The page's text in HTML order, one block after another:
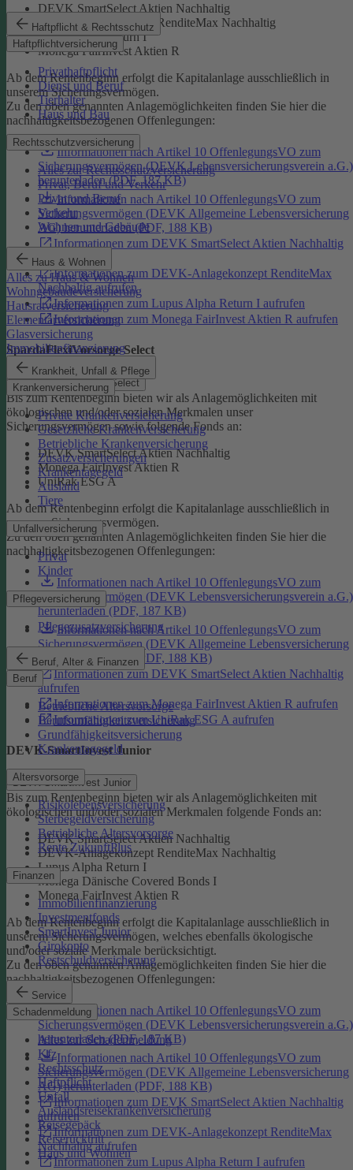
Haftpflicht & Rechtsschutz
Haftpflichtversicherung
Privathaftpflicht
Dienst und Beruf
Tierhalter
Haus und Bau
Rechtsschutzversicherung
Alles zur Rechtsschutzversicherung
Privat, Beruf und Verkehr
Privat und Beruf
Verkehr
Wohnen und Gebäude
Haus & Wohnen
Alles zu Haus & Wohnen
Wohngebäudeversicherung
Hausratversicherung
Elementarversicherung
Glasversicherung
Immobilienfinanzierung
Krankheit, Unfall & Pflege
Krankenversicherung
Private Krankenversicherung
Gesetzliche Krankenversicherung
Betriebliche Krankenversicherung
Zusatzversicherungen
Krankentagegeld
Ausland
Tiere
Unfallversicherung
Privat
Kinder
Pflegeversicherung
Pflegezusatzversicherung
Beruf, Alter & Finanzen
Beruf
Betriebliche Altersvorsorge
Berufsunfähigkeitsversicherung
Grundfähigkeitsversicherung
Krankentagegeld
Altersvorsorge
Risikolebensversicherung
Sterbegeldversicherung
Betriebliche Altersvorsorge
Rente ZukunftPlus
Finanzen
Immobilienfinanzierung
Investmentfonds
SmartInvest Junior
Girokonto
Restschuldversicherung
Service
Schadenmeldung
Alles zur Schadenmeldung
Kfz
Rechtsschutz
Haftpflicht
Unfall
Auslandsreisekrankenversicherung
Reisegepäck
Reiserücktritt
Haus und Wohnen
DEVK SmartSelect Aktien Nachhaltig
DEVK-Anlagekonzept RenditeMax Nachhaltig
Lupus Alpha Return I
Monega FairInvest Aktien R
Ab dem Rentenbeginn erfolgt die Kapitalanlage ausschließlich in
unserem Sicherungsvermögen.
Zu den oben genannten Anlagemöglichkeiten finden Sie hier die
nachhaltigkeitsbezogenen Offenlegungen:
Informationen nach Artikel 10 OffenlegungsVO zum
Sicherungsvermögen (DEVK Lebensversicherungsverein a.G.)
herunterladen (PDF, 187 KB)
Informationen nach Artikel 10 OffenlegungsVO zum
Sicherungsvermögen (DEVK Allgemeine Lebensversicherung
AG) herunterladen (PDF, 188 KB)
Informationen zum DEVK SmartSelect Aktien Nachhaltig
aufrufen
Informationen zum DEVK-Anlagekonzept RenditeMax
Nachhaltig aufrufen
Informationen zum Lupus Alpha Return I aufrufen
Informationen zum Monega FairInvest Aktien R aufrufen
SpardaFlexiVorsorge Select
SpardaFlexiVorsorge Select
Bis zum Rentenbeginn bieten wir als Anlagemöglichkeiten mit
ökologischen und/oder sozialen Merkmalen unser
Sicherungsvermögen sowie folgende Fonds an:
DEVK SmartSelect Aktien Nachhaltig
Monega FairInvest Aktien R
UniRak ESG A
Ab dem Rentenbeginn erfolgt die Kapitalanlage ausschließlich in
unserem Sicherungsvermögen.
Zu den oben genannten Anlagemöglichkeiten finden Sie hier die
nachhaltigkeitsbezogenen Offenlegungen:
Informationen nach Artikel 10 OffenlegungsVO zum
Sicherungsvermögen (DEVK Lebensversicherungsverein a.G.)
herunterladen (PDF, 187 KB)
Informationen nach Artikel 10 OffenlegungsVO zum
Sicherungsvermögen (DEVK Allgemeine Lebensversicherung
AG) herunterladen (PDF, 188 KB)
Informationen zum DEVK SmartSelect Aktien Nachhaltig
aufrufen
Informationen zum Monega FairInvest Aktien R aufrufen
Informationen zum UniRak ESG A aufrufen
DEVK-SmartInvest Junior
DEVK-SmartInvest Junior
Bis zum Rentenbeginn bieten wir als Anlagemöglichkeiten mit
ökologischen und/oder sozialen Merkmalen folgende Fonds an:
DEVK SmartSelect Aktien Nachhaltig
DEVK-Anlagekonzept RenditeMax Nachhaltig
Lupus Alpha Return I
Monega Dänische Covered Bonds I
Monega FairInvest Aktien R
Ab dem Rentenbeginn erfolgt die Kapitalanlage ausschließlich in
unserem Sicherungsvermögen, welches ebenfalls ökologische
und/oder soziale Merkmale berücksichtigt.
Zu den oben genannten Anlagemöglichkeiten finden Sie hier die
nachhaltigkeitsbezogenen Offenlegungen:
Informationen nach Artikel 10 OffenlegungsVO zum
Sicherungsvermögen (DEVK Lebensversicherungsverein a.G.)
herunterladen (PDF, 187 KB)
Informationen nach Artikel 10 OffenlegungsVO zum
Sicherungsvermögen (DEVK Allgemeine Lebensversicherung
AG) herunterladen (PDF, 188 KB)
Informationen zum DEVK SmartSelect Aktien Nachhaltig
aufrufen
Informationen zum DEVK-Anlagekonzept RenditeMax
Nachhaltig aufrufen
Informationen zum Lupus Alpha Return I aufrufen